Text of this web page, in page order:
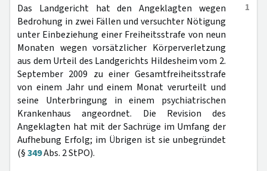
1
Das Landgericht hat den Angeklagten wegen
Bedrohung in zwei Fällen und versuchter Nötigung
unter Einbeziehung einer Freiheitsstrafe von neun
Monaten wegen vorsätzlicher Körperverletzung
aus dem Urteil des Landgerichts Hildesheim vom 2.
September 2009 zu einer Gesamtfreiheitsstrafe
von einem Jahr und einem Monat verurteilt und
seine Unterbringung in einem psychiatrischen
Krankenhaus angeordnet. Die Revision des
Angeklagten hat mit der Sachrüge im Umfang der
Aufhebung Erfolg; im Übrigen ist sie unbegründet
(§349Abs. 2 StPO).